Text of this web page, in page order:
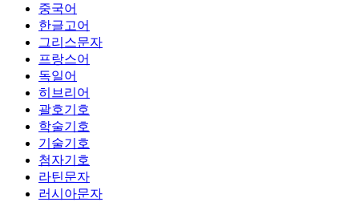
중국어
한글고어
그리스문자
프랑스어
독일어
히브리어
괄호기호
학술기호
기술기호
첨자기호
라틴문자
러시아문자